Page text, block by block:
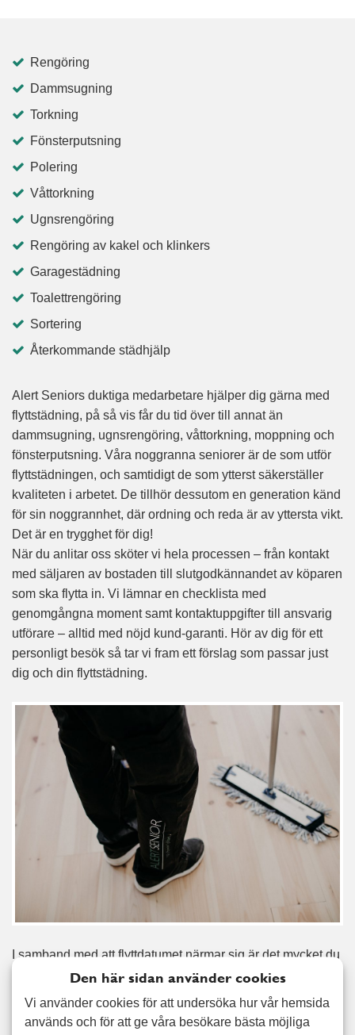
Rengöring
Dammsugning
Torkning
Fönsterputsning
Polering
Våttorkning
Ugnsrengöring
Rengöring av kakel och klinkers
Garagestädning
Toalettrengöring
Sortering
Återkommande städhjälp
Alert Seniors duktiga medarbetare hjälper dig gärna med
flyttstädning, på så vis får du tid över till annat än
dammsugning, ugnsrengöring, våttorkning, moppning och
fönsterputsning. Våra noggranna seniorer är de som utför
flyttstädningen, och samtidigt de som ytterst säkerställer
kvaliteten i arbetet. De tillhör dessutom en generation känd
för sin noggrannhet, där ordning och reda är av yttersta vikt.
Det är en trygghet för dig!
När du anlitar oss sköter vi hela processen – från kontakt
med säljaren av bostaden till slutgodkännandet av köparen
som ska flytta in. Vi lämnar en checklista med
genomgångna moment samt kontaktuppgifter till ansvarig
utförare – alltid med nöjd kund-garanti. Hör av dig för ett
personligt besök så tar vi fram ett förslag som passar just
dig och din flyttstädning.
I samband med att flyttdatumet närmar sig är det mycket du
måste fixa och ordna, ofta under en kort och intensiv
period. En flyttstädning sker i samband med att du lämnar
över ditt boende till någon annan, inte sällan med ett
Den här sidan använder cookies
Vi använder cookies för att undersöka hur vår hemsida
används och för att ge våra besökare bästa möjliga